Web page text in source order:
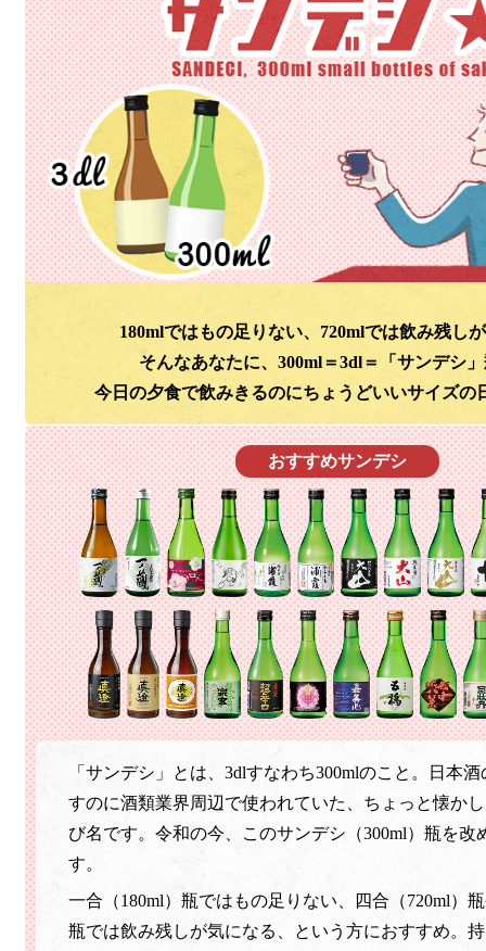
180mlではもの足りない、720mlでは飲み残し
そんなあなたに、300ml＝3dl＝「サンデシ
今日の夕食で飲みきるのにちょうどいいサイズの
おすすめサンデシ
「サンデシ」とは、3dlすなわち300mlのこと。日本
すのに酒類業界周辺で使われていた、ちょっと懐か
び名です。令和の今、このサンデシ（300ml）瓶を改
す。
一合（180ml）瓶ではもの足りない、四合（720ml）
瓶では飲み残しが気になる、という方におすすめ。